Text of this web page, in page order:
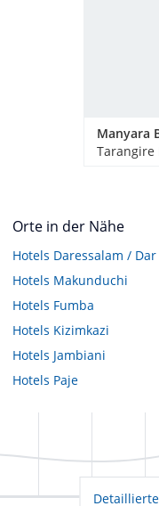
Tarangire
Orte in der Nähe
Hotels Daressalam / Dar
Hotels Makunduchi
Hotels Fumba
Hotels Kizimkazi
Hotels Jambiani
Hotels Paje